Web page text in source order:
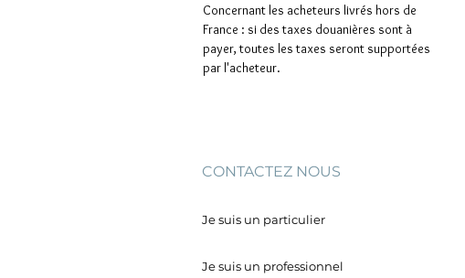
Concernant les acheteurs livrés hors de
France : si des taxes douanières sont à
payer, toutes les taxes seront supportées
par l'acheteur.
CONTACTEZ NOUS
Je suis un particulier
Je suis un professionnel